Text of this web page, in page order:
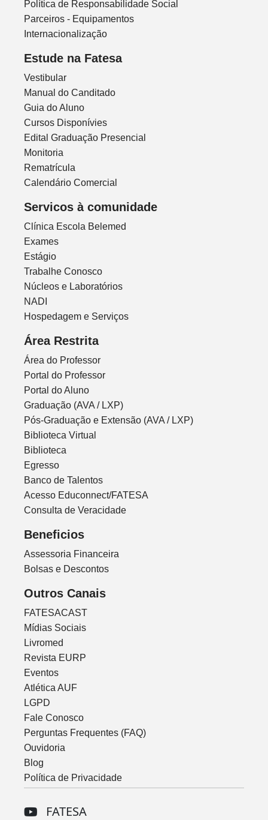
Política de Responsabilidade Social
Parceiros - Equipamentos
Internacionalização
Estude na Fatesa
Vestibular
Manual do Canditado
Guia do Aluno
Cursos Disponívies
Edital Graduação Presencial
Monitoria
Rematrícula
Calendário Comercial
Servicos à comunidade
Clínica Escola Belemed
Exames
Estágio
Trabalhe Conosco
Núcleos e Laboratórios
NADI
Hospedagem e Serviços
Área Restrita
Área do Professor
Portal do Professor
Portal do Aluno
Graduação (AVA / LXP)
Pós-Graduação e Extensão (AVA / LXP)
Biblioteca Virtual
Biblioteca
Egresso
Banco de Talentos
Acesso Educonnect/FATESA
Consulta de Veracidade
Beneficios
Assessoria Financeira
Bolsas e Descontos
Outros Canais
FATESACAST
Mídias Sociais
Livromed
Revista EURP
Eventos
Atlética AUF
LGPD
Fale Conosco
Perguntas Frequentes (FAQ)
Ouvidoria
Blog
Política de Privacidade
FATESA